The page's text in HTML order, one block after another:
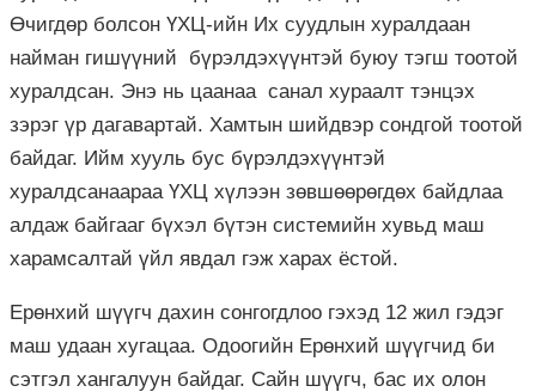
Өчигдөр болсон ҮХЦ-ийн Их суудлын хуралдаан
найман гишүүний бүрэлдэхүүнтэй буюу тэгш тоотой
хуралдсан. Энэ нь цаанаа санал хураалт тэнцэх
зэрэг үр дагавартай. Хамтын шийдвэр сондгой тоотой
байдаг. Ийм хууль бус бүрэлдэхүүнтэй
хуралдсанаараа ҮХЦ хүлээн зөвшөөрөгдөх байдлаа
алдаж байгааг бүхэл бүтэн системийн хувьд маш
харамсалтай үйл явдал гэж харах ёстой.
Ерөнхий шүүгч дахин сонгогдлоо гэхэд 12 жил гэдэг
маш удаан хугацаа. Одоогийн Ерөнхий шүүгчид би
сэтгэл хангалуун байдаг. Сайн шүүгч, бас их олон